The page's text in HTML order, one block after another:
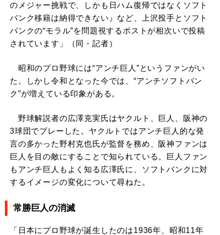
のメジャー挑戦で、しかも日ハム復帰ではなくソフト
バンク移籍は納得できない』など、上沢投手とソフト
バンクの“モラル”を問題視するポストが相次いで投稿
されています」（同・記者）
昭和のプロ野球には“アンチ巨人”というファンがい
た。しかし令和となった今では、“アンチソフトバン
ク”が増えている印象がある。
野球解説者の広澤克実氏はヤクルト、巨人、阪神の
3球団でプレーした。ヤクルトではアンチ巨人的な発
言の多かった野村克也氏が監督を務め、阪神ファンは
巨人を目の敵にすることで知られている。巨人ファン
もアンチ巨人もよく知る広澤氏に、ソフトバンクに対
するイメージの変化について尋ねた。
常勝巨人の消滅
「日本にプロ野球が誕生したのは1936年、昭和11年